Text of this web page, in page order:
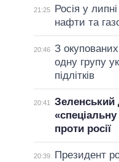
21:25
Росія у
нафти та
20:46 З
одну групу
підлітків
20:41
Зеленський
проти росії
20:39
Президент